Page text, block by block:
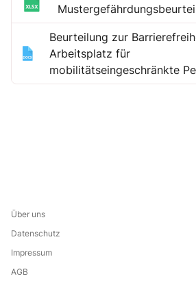
Beurteilung zur
Arbeitsplatz für
mobilitätseingeschränkte
Über uns
Datenschutz
Impressum
AGB